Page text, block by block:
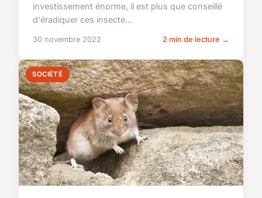
investissement énorme, il est plus que conseillé
d'éradiquer ces insecte...
30 novembre 2022 2 min de lecture →
SOCIÉTÉ